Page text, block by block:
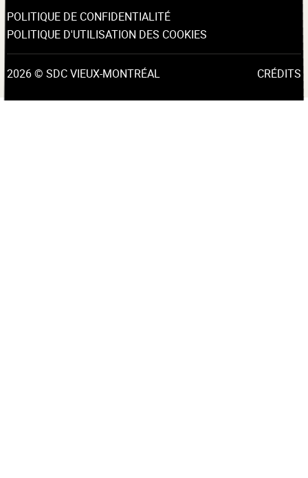
POLITIQUE DE CONFIDENTIALITÉ
POLITIQUE D'UTILISATION DES COOKIES
2026 © SDC VIEUX-MONTRÉAL CRÉDITS